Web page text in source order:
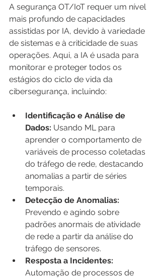
A segurança OT/IoT requer um nível
mais profundo de capacidades
assistidas por IA, devido à variedade
de sistemas e à criticidade de suas
operações. Aqui, a IA é usada para
monitorar e proteger todos os
estágios do ciclo de vida da
cibersegurança, incluindo:
Identificação e Análise de
Dados: Usando ML para
aprender o comportamento de
variáveis de processo coletadas
do tráfego de rede, destacando
anomalias a partir de séries
temporais.
Detecção de Anomalias:
Prevendo e agindo sobre
padrões anormais de atividade
de rede a partir da análise do
tráfego de sensores.
Resposta a Incidentes:
Automação de processos de